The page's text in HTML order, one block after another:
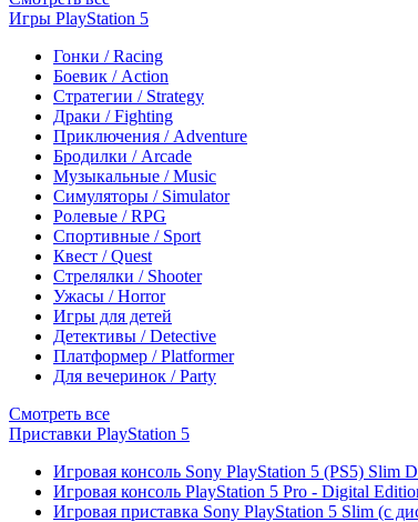
Игры PlayStation 5
Гонки / Racing
Боевик / Action
Стратегии / Strategy
Драки / Fighting
Приключения / Adventure
Бродилки / Arcade
Музыкальные / Music
Симуляторы / Simulator
Ролевые / RPG
Спортивные / Sport
Квест / Quest
Стрелялки / Shooter
Ужасы / Horror
Игры для детей
Детективы / Detective
Платформер / Platformer
Для вечеринок / Party
Смотреть все
Приставки PlayStation 5
Игровая консоль Sony PlayStation 5 (PS5) Slim
Игровая консоль PlayStation 5 Pro - Digital
Игровая приставка Sony PlayStation 5 Slim (с